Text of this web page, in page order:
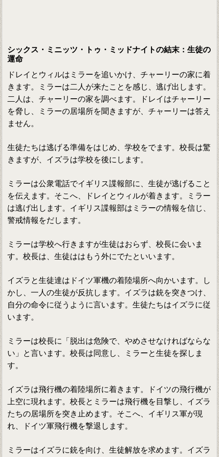
シックス・ミニッツ・トゥ・ミッドナイトの結末：生徒の
運命
ドレイとウィルはミラーを追いかけ、チャーリーの家に着
きます。ミラーは二人が来たことを感じ、逃げ出します。
二人は、チャーリーの家を調べます。ドレイはチャーリー
を脅し、ミラーの居場所を聞きますが、チャーリーは答え
ません。
生徒たちは逃げる準備をはじめ、学校をでます。校長は驚
きますが、イズラは学校を後にします。
ミラーは公衆電話でイギリス諜報部に、生徒が逃げること
を伝えます。そこへ、ドレイとウィルが着きます。ミラー
は逃げ出します。イギリス諜報部はミラーの情報を信じ、
警戒情報をだします。
ミラーは学校へ行きますが生徒はおらず、校長に会いま
す。校長は、生徒ははもう外にでたといいます。
イズラと生徒達はドイツ軍機の着陸場所へ向かいます。し
かし、一人の生徒が反抗します。イズラは銃を突きつけ、
自分の命令に従うように言います。生徒たちはイズラに従
います。
ミラーは校長に「脱出は危険で、やめさせなければならな
い」と言います。校長は同意し、ミラーと生徒を探しま
す。
イズラは飛行機の着陸場所に着きます。ドイツの飛行機が
上空に現れます。校長とミラーは飛行機を目撃し、イズラ
たちの居場所を突き止めます。そこへ、イギリス軍が現
れ、ドイツ軍飛行機を撃退します。
ミラーはイズラに銃を向け、生徒解放を求めます。イズラ